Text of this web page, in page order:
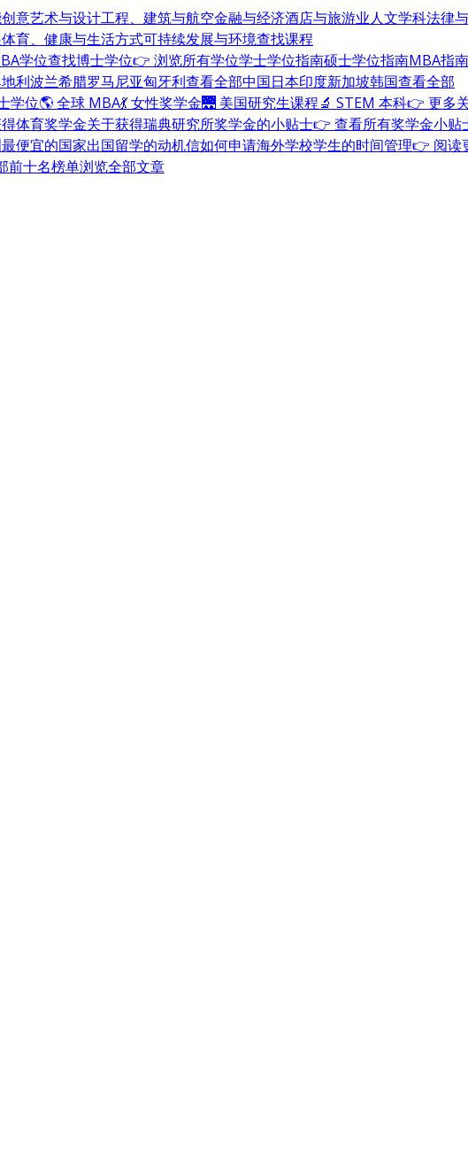
创意艺术与设计工程、建筑与航空金融与经济酒店与旅游业人文学科法律
体育、健康与生活方式可持续发展与环境查找课程
学位查找博士学位👉 浏览所有学位学士学位指南硕士学位指南MBA指南
利波兰希腊罗马尼亚匈牙利查看全部中国日本印度新加坡韩国查看全部
学位🌎 全球 MBA💃 女性奖学金🌉 美国研究生课程🔬 STEM 本科👉 更多
体育奖学金关于获得瑞典研究所奖学金的小贴士👉 查看所有奖学金小贴
便宜的国家出国留学的动机信如何申请海外学校学生的时间管理👉 阅读
前十名榜单浏览全部文章